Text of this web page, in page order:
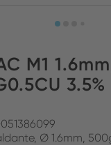
M1
3.5%
Ø 1.6mm,